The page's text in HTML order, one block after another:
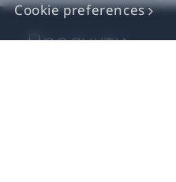
Cookie preferences
Продукти